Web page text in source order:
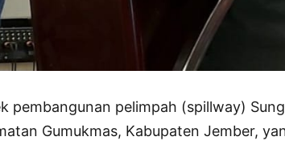
pembangunan pelimpah (spillway)
Gumukmas, Kabupaten Jember,